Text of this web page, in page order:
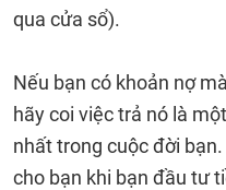
qua cửa sổ).
Nếu bạn có khoản nợ
hãy coi việc trả nó là
nhất trong cuộc đời
cho bạn khi bạn đầu tư